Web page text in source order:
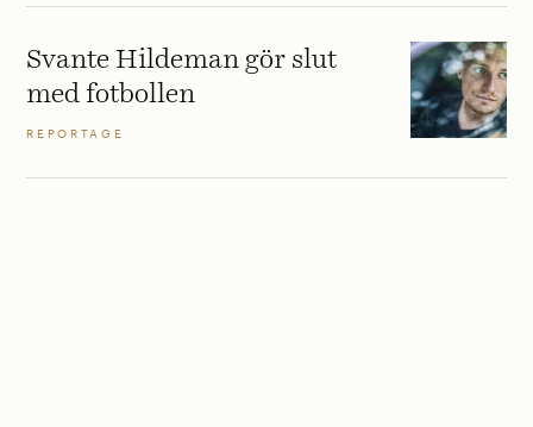
Svante Hildeman gör slut
med fotbollen
REPORTAGE